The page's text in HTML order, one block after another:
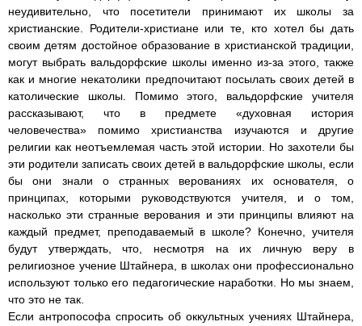
неудивительно, что посетители принимают их школы за
христианские. Родители-христиане или те, кто хотел бы дать
своим детям достойное образование в христианской традиции,
могут выбрать вальдорфские школы именно из-за этого, также
как и многие некатолики предпочитают посылать своих детей в
католические школы. Помимо этого, вальдорфские учителя
рассказывают, что в предмете «духовная история
человечества» помимо христианства изучаются и другие
религии как неотъемлемая часть этой истории. Но захотели бы
эти родители записать своих детей в вальдорфские школы, если
бы они знали о странных верованиях их основателя, о
принципах, которыми руководствуются учителя, и о том,
насколько эти странные верования и эти принципы влияют на
каждый предмет, преподаваемый в школе? Конечно, учителя
будут утверждать, что, несмотря на их личную веру в
религиозное учение Штайнера, в школах они профессионально
используют только его педагогические наработки. Но мы знаем,
что это не так.
Если антропософа спросить об оккультных учениях Штайнера,